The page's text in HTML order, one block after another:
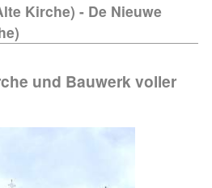
Kirche) - De Nieuwe
und Bauwerk voller